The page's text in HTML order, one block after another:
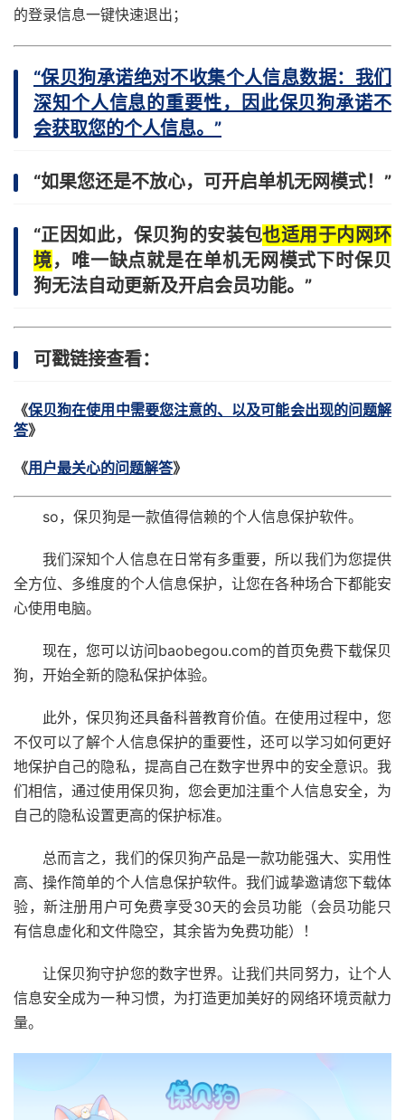
的登录信息一键快速退出；
“保贝狗承诺绝对不收集个人信息数据：我们
深知个人信息的重要性，因此保贝狗承诺不
会获取您的个人信息。”
“如果您还是不放心，可开启单机无网模式！”
“正因如此，保贝狗的安装包也适用于内网环
境，唯一缺点就是在单机无网模式下时保贝
狗无法自动更新及开启会员功能。”
可戳链接查看：
《保贝狗在使用中需要您注意的、以及可能会出现的问题解
答》
《用户最关心的问题解答》
so，保贝狗是一款值得信赖的个人信息保护软件。
我们深知个人信息在日常有多重要，所以我们为您提供
全方位、多维度的个人信息保护，让您在各种场合下都能安
心使用电脑。
现在，您可以访问baobegou.com的首页免费下载保贝
狗，开始全新的隐私保护体验。
此外，保贝狗还具备科普教育价值。在使用过程中，您
不仅可以了解个人信息保护的重要性，还可以学习如何更好
地保护自己的隐私，提高自己在数字世界中的安全意识。我
们相信，通过使用保贝狗，您会更加注重个人信息安全，为
自己的隐私设置更高的保护标准。
总而言之，我们的保贝狗产品是一款功能强大、实用性
高、操作简单的个人信息保护软件。我们诚挚邀请您下载体
验，新注册用户可免费享受30天的会员功能（会员功能只
有信息虚化和文件隐空，其余皆为免费功能）！
让保贝狗守护您的数字世界。让我们共同努力，让个人
信息安全成为一种习惯，为打造更加美好的网络环境贡献力
量。